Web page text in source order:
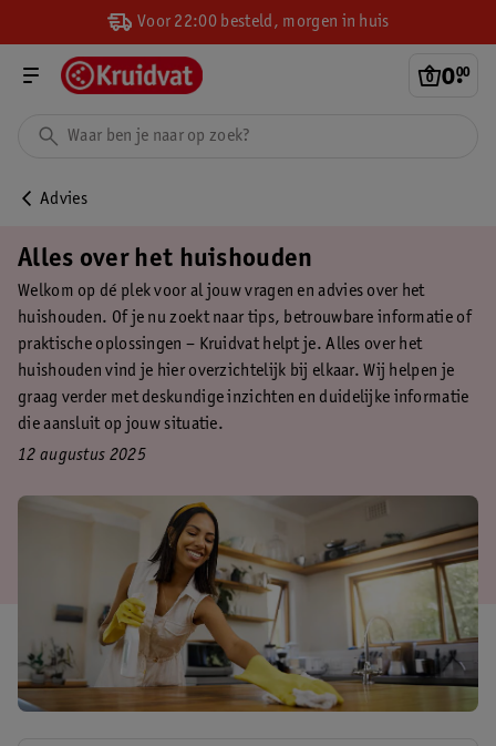
Voor 22:00 besteld, morgen in huis
0.
00
Advies
Alles over het huishouden
Welkom op dé plek voor al jouw vragen en advies over het
huishouden. Of je nu zoekt naar tips, betrouwbare informatie of
praktische oplossingen – Kruidvat helpt je. Alles over het
huishouden vind je hier overzichtelijk bij elkaar. Wij helpen je
graag verder met deskundige inzichten en duidelijke informatie
die aansluit op jouw situatie.
12 augustus 2025